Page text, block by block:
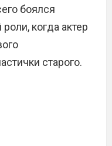
боялся
когда актер
старого.